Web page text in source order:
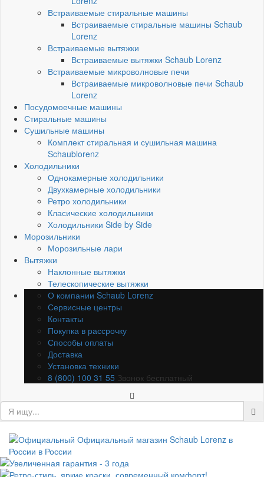
Встраиваемые стиральные машины
Встраиваемые стиральные машины Schaub
Lorenz
Встраиваемые вытяжки
Встраиваемые вытяжки Schaub Lorenz
Встраиваемые микроволновые печи
Встраиваемые микроволновые печи Schaub
Lorenz
Посудомоечные машины
Стиральные машины
Сушильные машины
Комплект стиральная и сушильная машина
Schaublorenz
Холодильники
Однокамерные холодильники
Двухкамерные холодильники
Ретро холодильники
Класические холодильники
Холодильники Side by Side
Морозильники
Морозильные лари
Вытяжки
Наклонные вытяжки
Телескопические вытяжки
О компании Schaub Lorenz
Сервисные центры
Контакты
Покупка в рассрочку
Способы оплаты
Доставка
Установка техники
8 (800) 100 31 55 Звонок бесплатный